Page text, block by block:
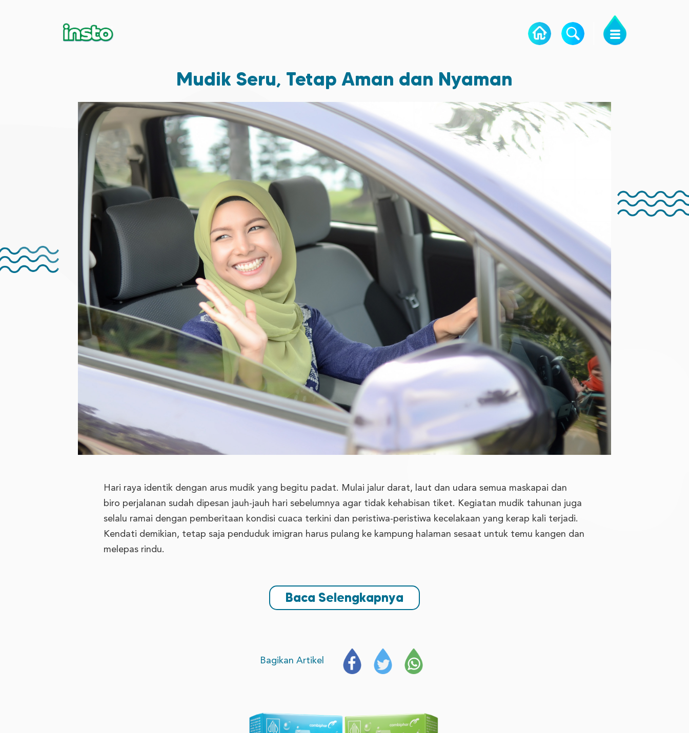
Mudik Seru, Tetap Aman dan Nyaman
Hari raya identik dengan arus mudik yang begitu padat. Mulai jalur darat, laut dan udara semua maskapai dan
biro perjalanan sudah dipesan jauh-jauh hari sebelumnya agar tidak kehabisan tiket. Kegiatan mudik tahunan juga
selalu ramai dengan pemberitaan kondisi cuaca terkini dan peristiwa-peristiwa kecelakaan yang kerap kali terjadi.
Kendati demikian, tetap saja penduduk imigran harus pulang ke kampung halaman sesaat untuk temu kangen dan
melepas rindu.
Baca Selengkapnya
Bagikan Artikel